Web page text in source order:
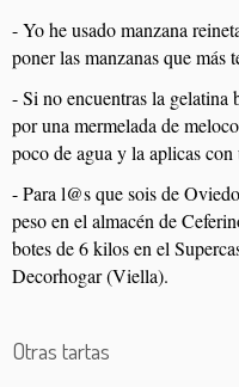
- Yo he usado manzana
poner las manzanas que más
- Si no encuentras la gelatina
por una mermelada de
poco de agua y la aplicas con
- Para l@s que sois de
peso en el almacén de
botes de 6 kilos en el
Decorhogar (Viella).
Otras tartas